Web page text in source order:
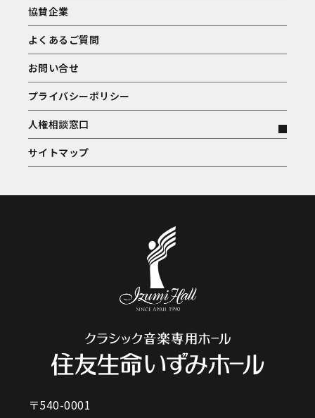
協賛企業
よくあるご質問
お問い合せ
プライバシーポリシー
人権相談窓口
サイトマップ
〒540-0001